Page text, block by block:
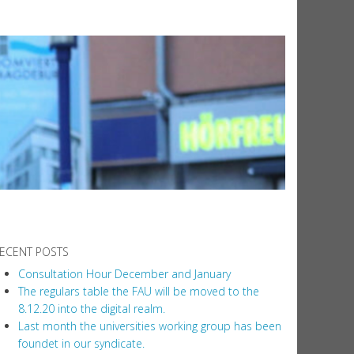
POSTS
Consultation Hour December and January
The regulars table the FAU will be moved to the
8.12.20 into the digital realm.
Last month the universities working group has been
foundet in our syndicate.